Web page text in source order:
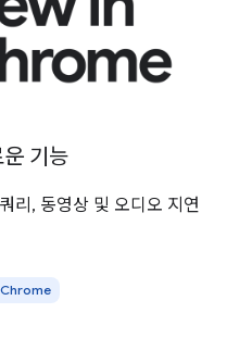
기능
리, 동영상 및 오디오 지연
Chrome